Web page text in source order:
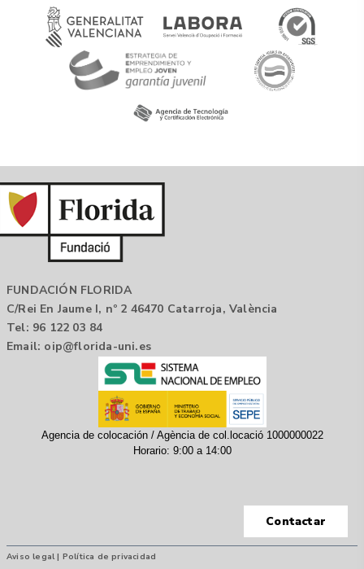
FUNDACIÓN FLORIDA
C/Rei En Jaume I, nº 2 46470 Catarroja, València
Tel: 96 122 03 84
Email: oip@florida-uni.es
Agencia de colocación / Agència de col.locació 1000000022
Horario: 9:00 a 14:00
Contactar
Aviso legal | Política de privacidad